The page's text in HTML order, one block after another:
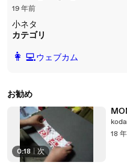
19 年前
小ネタ
カテゴリ
️👩‍💻️ウェブカム
お勧め
0:18 次
18